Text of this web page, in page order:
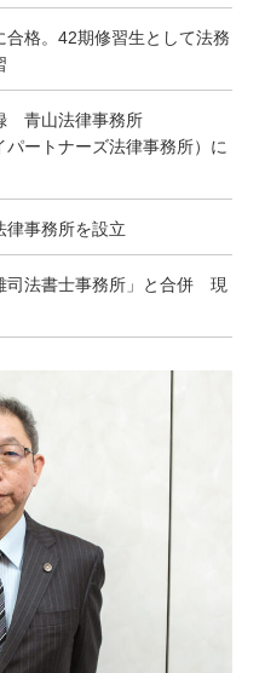
合格。42期修習生として法務
青山法律事務所
パートナーズ法律事務所）に
律事務所を設立
司法書士事務所」と合併 現